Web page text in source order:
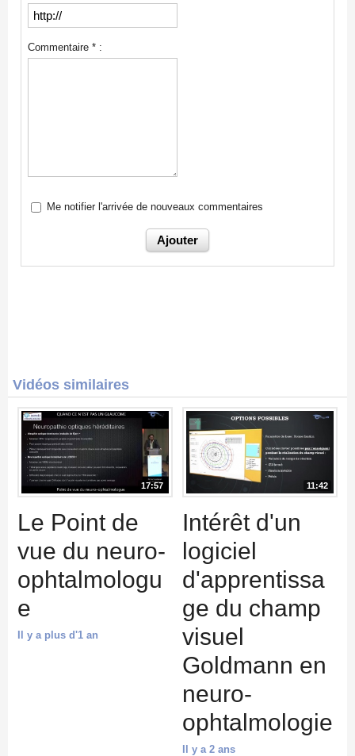
Vidéos similaires
17:57
Le Point de
vue du neuro-
ophtalmologu
e
Il y a plus d'1 an
11:42
Intérêt d'un
logiciel
d'apprentissa
ge du champ
visuel
Goldmann en
neuro-
ophtalmologie
Il y a 2 ans
Commentaire * :
Me notifier l'arrivée de nouveaux commentaires